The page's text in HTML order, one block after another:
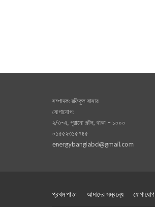
সম্পাদক: রফিকুল বাসার
যোগাযোগ:
২/৩-এ, পূরানো পল্টন, থাকা – ১০০০
০১৫৫২৩১৫৭৪৫
energybanglabd@gmail.com
প্রথম পাতা আমাদের সম্বন্ধে যোগাযোগ